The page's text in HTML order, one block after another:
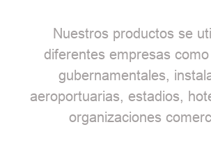
Nuestros productos se
diferentes empresas
gubernamentales,
aeroportuarias, estadios,
organizaciones